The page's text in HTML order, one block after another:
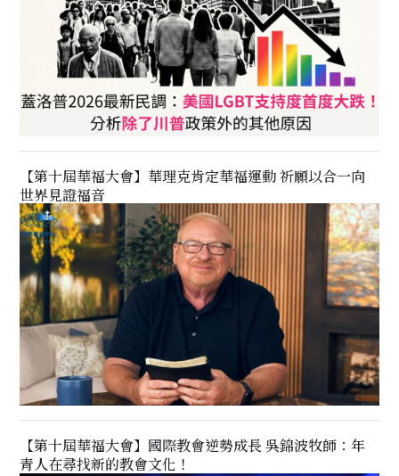
【第十屆華福大會】華理克肯定華福運動 祈願以合一向
世界見證福音
【第十屆華福大會】國際教會逆勢成長 吳錦波牧師：年
青人在尋找新的教會文化！